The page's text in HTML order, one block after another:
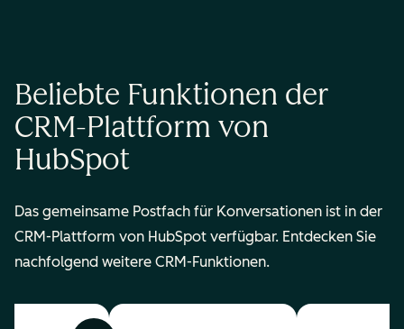
Beliebte Funktionen der
CRM-Plattform von
HubSpot
Das gemeinsame Postfach für Konversationen ist in der
CRM-Plattform von HubSpot verfügbar. Entdecken Sie
nachfolgend weitere CRM-Funktionen.